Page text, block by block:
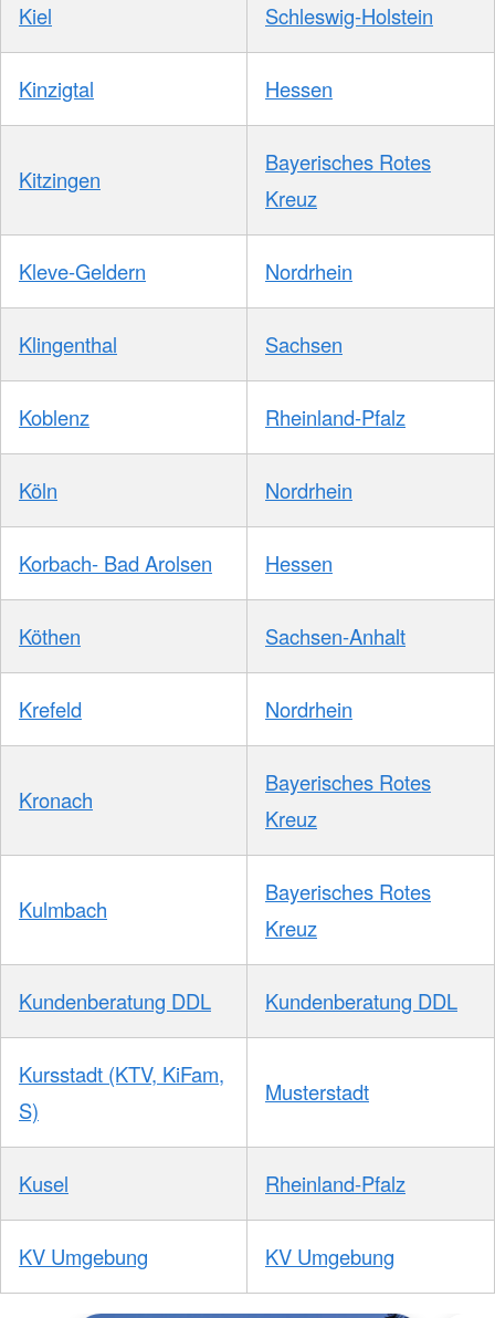
Kiel Schleswig-Holstein
Kinzigtal Hessen
Kitzingen
Bayerisches Rotes
Kreuz
Kleve-Geldern Nordrhein
Klingenthal Sachsen
Koblenz Rheinland-Pfalz
Köln Nordrhein
Korbach- Bad Arolsen Hessen
Köthen Sachsen-Anhalt
Krefeld Nordrhein
Kronach
Bayerisches Rotes
Kreuz
Kulmbach
Bayerisches Rotes
Kreuz
Kundenberatung DDL Kundenberatung DDL
Kursstadt (KTV, KiFam,
S)
Musterstadt
Kusel Rheinland-Pfalz
KV Umgebung KV Umgebung